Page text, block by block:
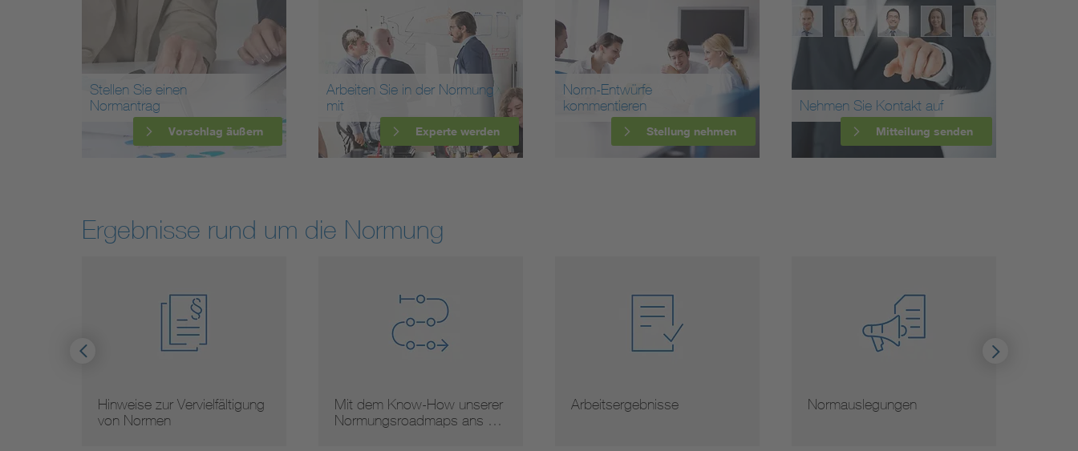
Stellen Sie einen
Normantrag
Vorschlag äußern
Arbeiten Sie in der Normung
mit
Experte werden
Norm-Entwürfe
kommentieren
Stellung nehmen
Nehmen Sie Kontakt auf
Mitteilung senden
Ergebnisse rund um die Normung
Hinweise zur Vervielfältigung
von Normen
Mit dem Know-How unserer
Normungsroadmaps ans …
Arbeitsergebnisse Normauslegungen